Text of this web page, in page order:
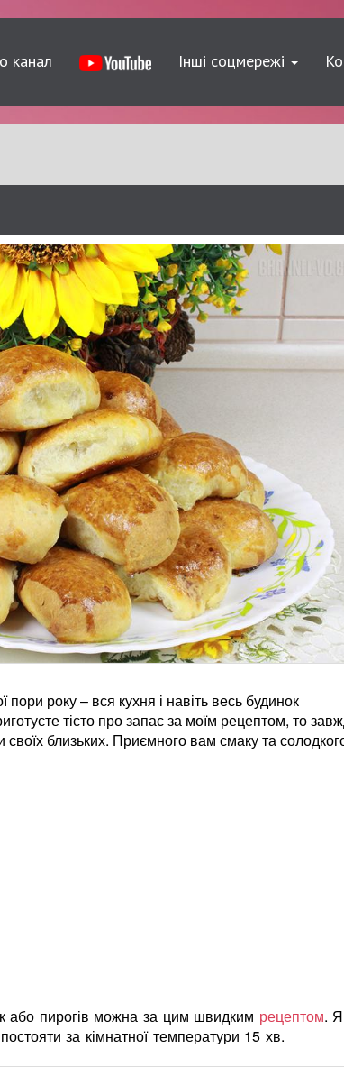
канал Інші соцмережі
пори року – вся кухня і навіть весь будинок
тісто про запас за моїм рецептом, то
близьких. Приємного вам смаку та
або пирогів можна за цим швидким рецептом.
за кімнатної температури 15 хв.